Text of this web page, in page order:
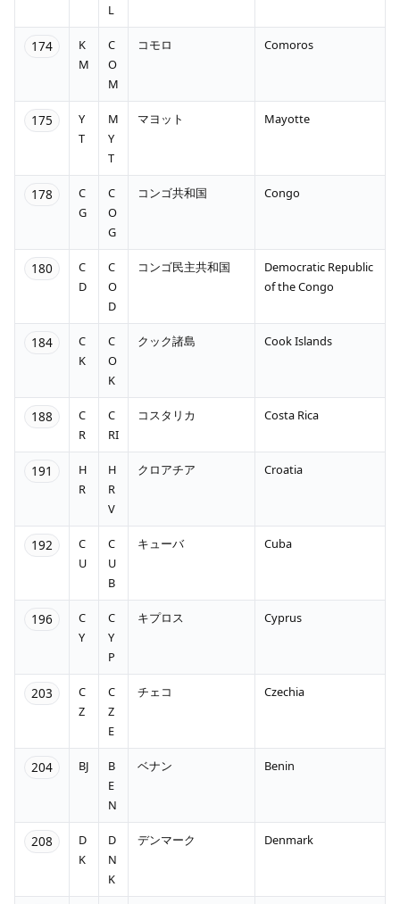
L
174
K
M
C
O
M
コモロ Comoros
175
Y
T
M
Y
T
マヨット Mayotte
178
C
G
C
O
G
コンゴ共和国 Congo
180
C
D
C
O
D
コンゴ民主共和国
Democratic Republic
of the Congo
184
C
K
C
O
K
クック諸島 Cook Islands
188
C
R
C
RI
コスタリカ Costa Rica
191
H
R
H
R
V
クロアチア Croatia
192
C
U
C
U
B
キューバ Cuba
196
C
Y
C
Y
P
キプロス Cyprus
203
C
Z
C
Z
E
チェコ Czechia
204 BJ
B
E
N
ベナン Benin
208
D
K
D
N
K
デンマーク Denmark